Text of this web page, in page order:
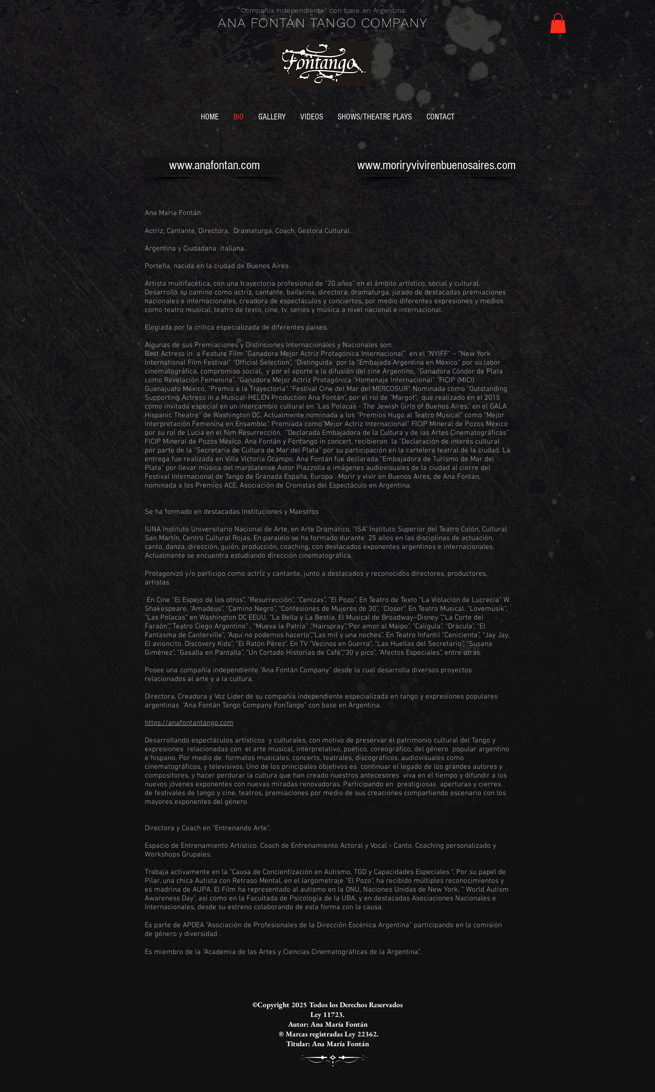
"Compañía Independiente" con base en Argentina
ANA FONTÁN TANGO COMPANY
HOME BIO GALLERY VIDEOS SHOWS/THEATRE PLAYS CONTACT
www.anafontan.com www.moriryvivirenbuenosaires.com
Ana María Fontán
Actríz, Cantante, Directora, Dramaturga, Coach, Gestora Cultural.
Argentina y Ciudadana Italiana.
Porteña, nacida en la ciudad de Buenos Aires.
Artista multifacética, con una trayectoria profesional de “20 años" en el ámbito artístico, social y cultural.
Desarrolló su camino como actríz, cantante, bailarina, directora, dramaturga, jurado de destacadas premiaciones
nacionales e internacionales, creadora de espectáculos y conciertos, por medio diferentes expresiones y medios
como teatro musical, teatro de texto, cine, tv, series y música a nivel nacional e internacional.
Elogiada por la crítica especializada de diferentes países.
Algunas de sus Premiaciones y Distinciones Internacionales y Nacionales son:
Best Actress in a Feature Film “Ganadora Mejor Actriz Protagónica Internacional” en el “NYIFF” – “New York
International Film Festival” “Official Selection”, “Distinguida por la “Embajada Argentina en México” por su labor
cinematográfica, compromiso social, y por el aporte a la difusión del cine Argentino, “Ganadora Cóndor de Plata
como Revelación Femenina”, “Ganadora Mejor Actriz Protagónica “Homenaje Internacional” “FICIP (MICI)
Guanajuato México, “Premio a la Trayectoria” “Festival Cine del Mar del MERCOSUR”. Nominada como "Outstanding
Supporting Actress in a Musical-HELEN Production Ana Fontán", por el rol de "Margot", que realizado en el 2015
como invitada especial en un intercambio cultural en “Las Polacas - The Jewish Girls of Buenos Aires,” en el GALA
Hispanic Theatre" de Washington DC. Actualmente nominada a los “Premios Hugo al Teatro Musical” como “Mejor
Interpretación Femenina en Ensamble.” Premiada como“Mejor Actriz Internacional” FICIP Mineral de Pozos México
por su rol de Lucia en el film Resurrección. “Declarada Embajadora de la Cultura y de las Artes Cinematográficas"
FICIP Mineral de Pozos México. Ana Fontán y Fontango in concert, recibieron la "Declaración de interés cultural
por parte de la "Secretaría de Cultura de Mar del Plata” por su participación en la cartelera teatral de la ciudad. La
entrega fue realizada en Villa Victoria Ocampo. Ana Fontán fue declarada "Embajadora de Turismo de Mar del
Plata" por llevar música del marplatense Astor Piazzolla e imágenes audiovisuales de la ciudad al cierre del
Festival Internacional de Tango de Granada España, Europa . Morir y vivir en Buenos Aires, de Ana Fontán,
nominada a los Premios ACE, Asociación de Cronistas del Espectáculo en Argentina.
Se ha formado en destacadas Instituciones y Maestros
IUNA Instituto Universitario Nacional de Arte, en Arte Dramático, “ISA” Instituto Superior del Teatro Colón, Cultural
San Martín, Centro Cultural Rojas. En paralelo se ha formado durante 25 años en las disciplinas de actuación,
canto, danza, dirección, guión, producción, coaching, con destacados exponentes argentinos e internacionales.
Actualmente se encuentra estudiando dirección cinematográfica.
Protagonizó y/o participo como actrÍz y cantante, junto a destacados y reconocidos directores, productores,
artistas.
En Cine “El Espejo de los otros”, “Resurrección”, “Cenizas”, “El Pozo”. En Teatro de Texto “La Violación de Lucrecia” W.
Shakespeare, “Amadeus”, “Camino Negro”, “Confesiones de Mujeres de 30”, “Closer”. En Teatro Musical. "Lovemusik",
“Las Polacas” en Washington DC EEUU, “La Bella y La Bestia, El Musical de Broadway–Disney ”,“La Corte del
Faraón”,“Teatro Ciego Argentino” , “Mueva la Patria” ,“Hairspray”,“Por amor al Maipo”, “Calígula”, “Drácula”, “El
Fantasma de Canterville”, “Aquí no podemos hacerlo”,“Las mil y una noches”. En Teatro Infantil “Cenicienta”, “Jay Jay,
El avioncito. Discovery Kids”, “El Ratón Pérez”. En TV “Vecinos en Guerra”, “Las Huellas del Secretario”, “Susana
Giménez”, “Gasalla en Pantalla”, “Un Cortado Historias de Café”,“30 y pico”, “Afectos Especiales”, entre otras.
Posee una compañía independiente “Ana Fontán Company” desde la cual desarrolla diversos proyectos
relacionados al arte y a la cultura.
Directora, Creadora y Voz Lider de su compañía independiente especializada en tango y expresiones populares
argentinas “Ana Fontán Tango Company FonTango” con base en Argentina.
https://anafontantango.com
Desarrollando espectáculos artísticos y culturales, con motivo de preservar el patrimonio cultural del Tango y
expresiones relacionadas con el arte musical, interpretativo, poético, coreográfico, del género popular argentino
e hispano. Por medio de formatos musicales, concerts, teatrales, discográficos, audiovisuales como
cinematográficos, y televisivos. Uno de los principales objetivos es continuar el legado de los grandes autores y
compositores, y hacer perdurar la cultura que han creado nuestros antecesores viva en el tiempo y difundir a los
nuevos jóvenes exponentes con nuevas miradas renovadoras. Participando en prestigiosas aperturas y cierres
de festivales de tango y cine, teatros, premiaciones por medio de sus creaciones compartiendo escenario con los
mayores exponentes del género.
Directora y Coach en “Entrenando Arte”.
Espacio de Entrenamiento Artístico. Coach de Entrenamiento Actoral y Vocal - Canto. Coaching personalizado y
Workshops Grupales.
Trabaja activamente en la “Causa de Concientización en Autismo, TGD y Capacidades Especiales “. Por su papel de
Pilar, una chica Autista con Retraso Mental, en el largometraje “El Pozo”, ha recibido múltiples reconocimientos y
es madrina de AUPA. El Film ha representado al autismo en la ONU, Naciones Unidas de New York, “ World Autism
Awareness Day”, así como en la Facultada de Psicología de la UBA, y en destacadas Asociaciones Nacionales e
Internacionales, desde su estreno colaborando de esta forma con la causa.
Es parte de APDEA "Asociación de Profesionales de la Dirección Escénica Argentina" participando en la comisión
de género y diversidad .
Es miembro de la "Academia de las Artes y Ciencias Cinematográficas de la Argentina".
©Copyright 2025 Todos los Derechos Reservados
Ley 11723.
Autor: Ana María Fontán
® Marcas registradas Ley 22362.
Titular: Ana María Fontán